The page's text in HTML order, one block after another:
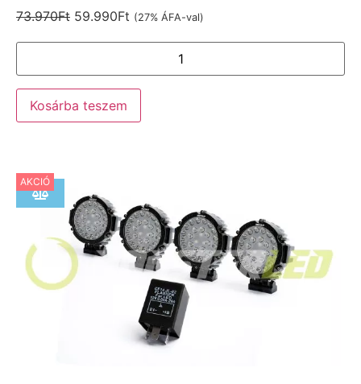
73.970Ft 59.990Ft (27% ÁFA-val)
Kosárba teszem
AKCIÓ